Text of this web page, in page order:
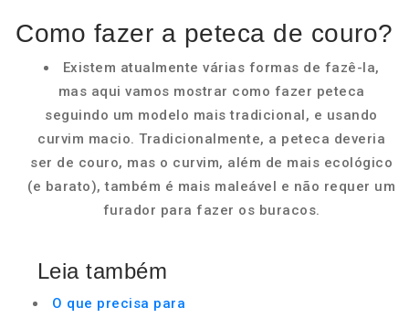
Como fazer a peteca de couro?
Existem atualmente várias formas de fazê-la,
mas aqui vamos mostrar como fazer peteca
seguindo um modelo mais tradicional, e usando
curvim macio. Tradicionalmente, a peteca deveria
ser de couro, mas o curvim, além de mais ecológico
(e barato), também é mais maleável e não requer um
furador para fazer os buracos.
Leia também
O que precisa para